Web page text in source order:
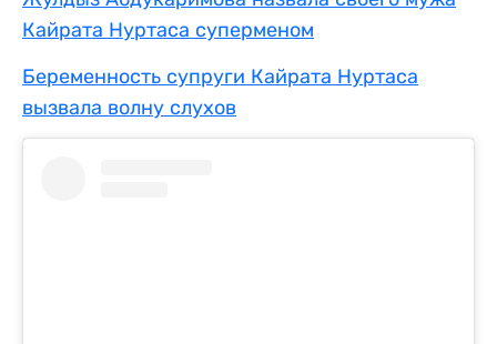
Кайрата Нуртаса суперменом
Беременность супруги Кайрата Нуртаса
вызвала волну слухов